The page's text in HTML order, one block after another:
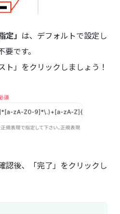
定」 は、デフォルトで設定し
です。
ト」をクリックしましょう！
認後、「完了」をクリックし